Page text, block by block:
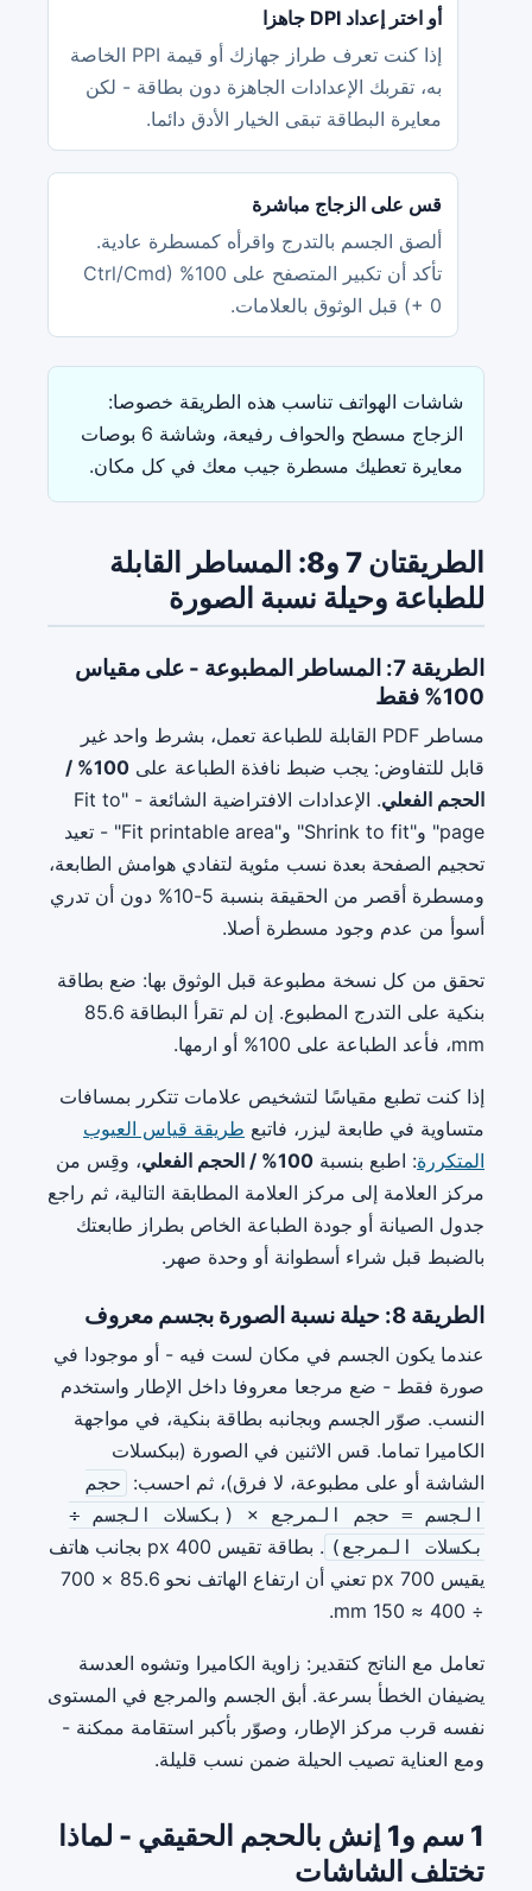
أو اختر إعداد DPI جاهزا
إذا كنت تعرف طراز جهازك أو قيمة PPI الخاصة
به، تقربك الإعدادات الجاهزة دون بطاقة - لكن
معايرة البطاقة تبقى الخيار الأدق دائما.
قس على الزجاج مباشرة
ألصق الجسم بالتدرج واقرأه كمسطرة عادية.
تأكد أن تكبير المتصفح على 100% (Ctrl/Cmd
+ 0) قبل الوثوق بالعلامات.
شاشات الهواتف تناسب هذه الطريقة خصوصا:
الزجاج مسطح والحواف رفيعة، وشاشة 6 بوصات
معايرة تعطيك مسطرة جيب معك في كل مكان.
الطريقتان 7 و8: المساطر القابلة
للطباعة وحيلة نسبة الصورة
الطريقة 7: المساطر المطبوعة - على مقياس
100% فقط
مساطر PDF القابلة للطباعة تعمل، بشرط واحد غير
قابل للتفاوض: يجب ضبط نافذة الطباعة على
100% /
الحجم الفعلي
. الإعدادات الافتراضية الشائعة - "Fit to
page" و"Shrink to fit" و"Fit printable area" - تعيد
تحجيم الصفحة بعدة نسب مئوية لتفادي هوامش الطابعة،
ومسطرة أقصر من الحقيقة بنسبة 5-10% دون أن تدري
أسوأ من عدم وجود مسطرة أصلا.
تحقق من كل نسخة مطبوعة قبل الوثوق بها: ضع بطاقة
بنكية على التدرج المطبوع. إن لم تقرأ البطاقة 85.6
mm، فأعد الطباعة على 100% أو ارمها.
إذا كنت تطبع مقياسًا لتشخيص علامات تتكرر بمسافات
متساوية في طابعة ليزر، فاتبع طريقة قياس العيوب
المتكررة: اطبع بنسبة 100% / الحجم الفعلي
، وقِس من
مركز العلامة إلى مركز العلامة المطابقة التالية، ثم راجع
جدول الصيانة أو جودة الطباعة الخاص بطراز طابعتك
بالضبط قبل شراء أسطوانة أو وحدة صهر.
الطريقة 8: حيلة نسبة الصورة بجسم معروف
عندما يكون الجسم في مكان لست فيه - أو موجودا في
صورة فقط - ضع مرجعا معروفا داخل الإطار واستخدم
النسب. صوّر الجسم وبجانبه بطاقة بنكية، في مواجهة
الكاميرا تماما. قس الاثنين في الصورة (ببكسلات
الشاشة أو على مطبوعة، لا فرق)، ثم احسب:
حجم
الجسم = حجم المرجع × (بكسلات الجسم ÷
بكسلات المرجع)
. بطاقة تقيس 400 px بجانب هاتف
يقيس 700 px تعني أن ارتفاع الهاتف نحو 85.6 × 700
÷ 400 ≈ 150 mm.
تعامل مع الناتج كتقدير: زاوية الكاميرا وتشوه العدسة
يضيفان الخطأ بسرعة. أبق الجسم والمرجع في المستوى
نفسه قرب مركز الإطار، وصوّر بأكبر استقامة ممكنة -
ومع العناية تصيب الحيلة ضمن نسب قليلة.
1 سم و1 إنش بالحجم الحقيقي - لماذا
تختلف الشاشات